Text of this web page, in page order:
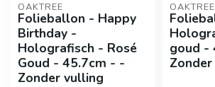
OAKTREE
Folieballon - Happy
Birthday -
Holografisch - Rosé
Goud - 45.7cm - -
Zonder vulling
OAKTREE
goud -